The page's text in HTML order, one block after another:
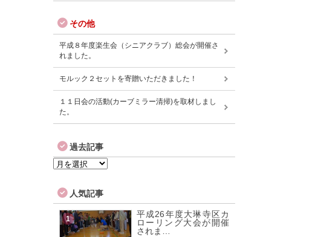
その他
平成８年度楽生会（シニアクラブ）総会が開催さ
れました。
モルック２セットを寄贈いただきました！
１１日会の活動(カーブミラー清掃)を取材しまし
た。
過去記事
過
記
事
人気記事
1
平成26年度大琳寺区カ
ローリング大会が開催
されま…